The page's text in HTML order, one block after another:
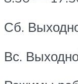
Сб.
Вс.